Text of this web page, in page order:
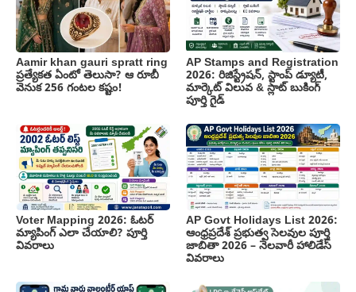
Aamir khan gauri spratt ring
ప్రత్యేకత ఏంటో తెలుసా? ఆ రూబీ
వెనుక 256 గంటల కష్టం!
AP Stamps and Registration
2026: రిజిస్ట్రేషన్, స్టాంప్ డ్యూటీ,
మార్కెట్ విలువ & స్లాట్ బుకింగ్
పూర్తి గైడ్
Voter Mapping 2026: ఓటర్
మ్యాపింగ్ ఎలా చేయాలి? పూర్తి
వివరాలు
AP Govt Holidays List 2026:
ఆంధ్రప్రదేశ్ ప్రభుత్వ సెలవుల పూర్తి
జాబితా 2026 – నెలవారీ హాలిడేస్
వివరాలు